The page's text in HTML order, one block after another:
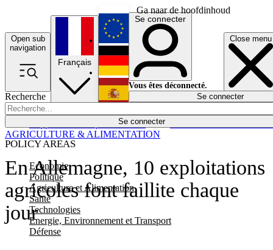
Ga naar de hoofdinhoud
Open sub
navigation
Close menu
Recherche
Se connecter
POLICY AREAS
Economie
Politique
Agriculture et Alimentation
Santé
Technologies
Energie, Environnement et Transport
Défense
Économie
Français
English
Deutsch
Español
Se connecter
Vous êtes déconnecté.
Se connecter
En Allemagne, 10 exploitations
agricoles font faillite chaque
jour
AGRICULTURE & ALIMENTATION